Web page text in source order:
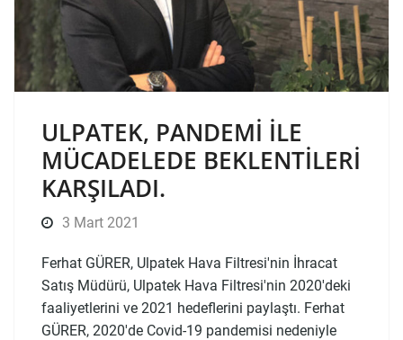
ULPATEK, PANDEMI ILE
MÜCADELEDE BEKLENTILERI
KARŞILADI.
3 Mart 2021
Ferhat GÜRER, Ulpatek Hava Filtresi'nin İhracat
Satış Müdürü, Ulpatek Hava Filtresi'nin 2020'deki
faaliyetlerini ve 2021 hedeflerini paylaştı. Ferhat
GÜRER, 2020'de Covid-19 pandemisi nedeniyle